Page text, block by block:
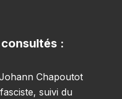
:
Chapoutot
suivi du